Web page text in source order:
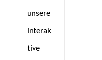
unsere
interak
tive